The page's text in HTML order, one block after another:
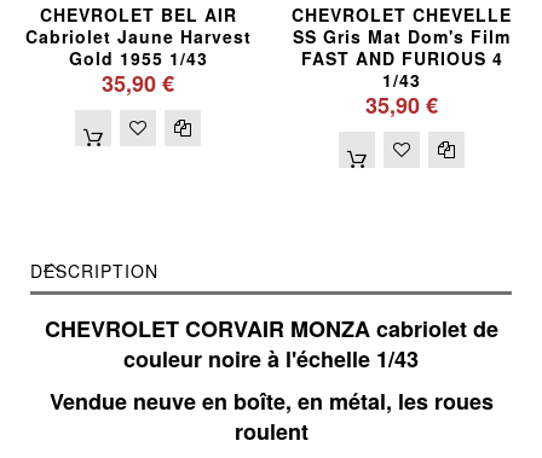
CHEVROLET BEL AIR
Cabriolet Jaune Harvest
Gold 1955 1/43
35,90 €
CHEVROLET CHEVELLE
SS Gris Mat Dom's Film
FAST AND FURIOUS 4
1/43
35,90 €
DESCRIPTION
CHEVROLET CORVAIR MONZA cabriolet de
couleur noire à l'échelle 1/43
Vendue neuve en boîte, en métal, les roues
roulent